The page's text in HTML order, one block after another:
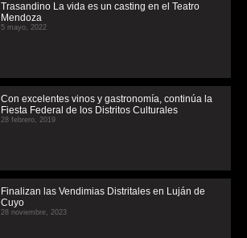
Trasandino La vida es un casting en el Teatro
Mendoza
5 mayo, 2022
Con excelentes vinos y gastronomía, continúa la
Fiesta Federal de los Distritos Culturales
28 febrero, 2019
Finalizan las Vendimias Distritales en Luján de
Cuyo
28 noviembre, 2023